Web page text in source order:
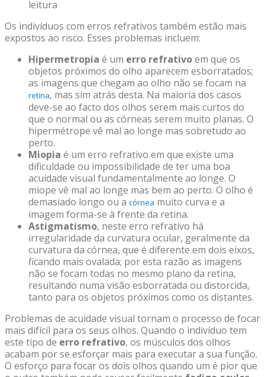
leitura
Os indivíduos com erros refrativos também estão mais
expostos ao risco. Esses problemas incluem:
Hipermetropia é um erro refrativoem que os
objetos próximos do olho aparecem esborratados;
as imagens que chegam ao olho não se focam na
retina, mas sim atrás desta. Na maioria dos casos
deve-se ao facto dos olhos serem mais curtos do
que o normal ou as córneas serem muito planas. O
hipermétrope vê mal ao longe mas sobretudo ao
perto.
Miopia é um erro refrativo em que existe uma
dificuldade ou impossibilidade de ter uma boa
acuidade visual fundamentalmente ao longe. O
miope vê mal ao longe mas bem ao perto. O olho é
demasiado longo ou a córnea muito curva e a
imagem forma-se à frente da retina.
Astigmatismo, neste erro refrativo há
irregularidade da curvatura ocular, geralmente da
curvatura da córnea, que é diferente em dois eixos,
ficando mais ovalada; por esta razão as imagens
não se focam todas no mesmo plano da retina,
resultando numa visão esborratada ou distorcida,
tanto para os objetos próximos como os distantes.
Problemas de acuidade visual tornam o processo de focar
mais difícil para os seus olhos. Quando o indivíduo tem
este tipo de erro refrativo, os músculos dos olhos
acabam por se esforçar mais para executar a sua função.
O esforço para focar os dois olhos quando um é pior que